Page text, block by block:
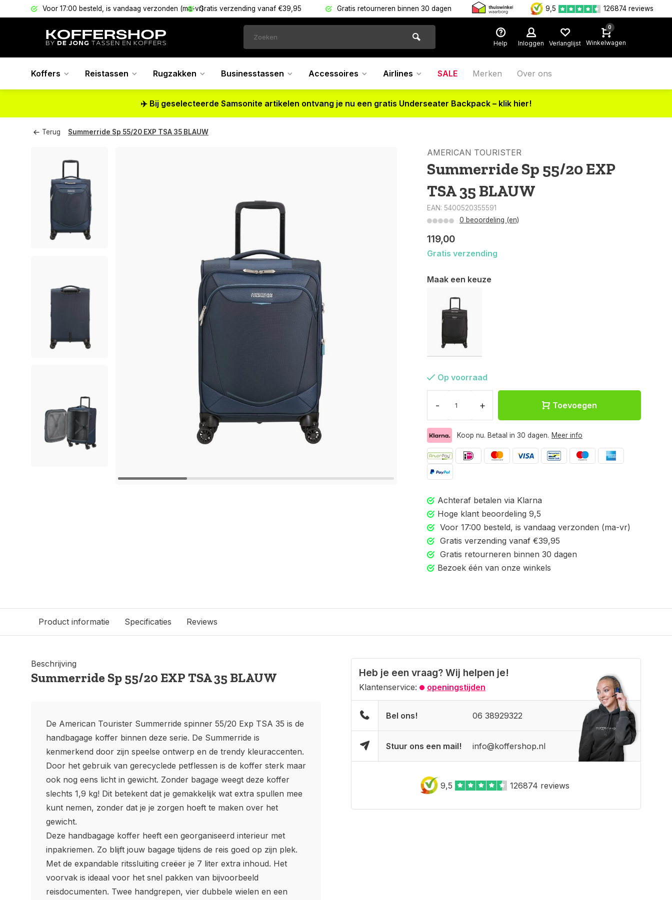
Voor 17:00 besteld, is vandaag verzonden (ma-vr)Gratis verzending vanaf €39,95 Gratis retourneren binnen 30 dagen 9,5 126874 reviews
Help Inloggen Verlanglijst
0
Winkelwagen
Koffers Reistassen Rugzakken Businesstassen Accessoires Airlines SALE Merken Over ons
✈️ Bij geselecteerde Samsonite artikelen ontvang je nu een gratis Underseater Backpack – klik hier!
Terug Summerride Sp 55/20 EXP TSA 35 BLAUW
AMERICAN TOURISTER
Summerride Sp 55/20 EXP
TSA 35 BLAUW
EAN: 5400520355591
0 beoordeling (en)
119,00
Gratis verzending
Maak een keuze
Op voorraad
- + Toevoegen
Koop nu. Betaal in 30 dagen. Meer info
Achteraf betalen via Klarna
Hoge klant beoordeling 9,5
Voor 17:00 besteld, is vandaag verzonden (ma-vr)
Gratis verzending vanaf €39,95
Gratis retourneren binnen 30 dagen
Bezoek één van onze winkels
Product informatie Specificaties Reviews
Beschrijving
Summerride Sp 55/20 EXP TSA 35 BLAUW
De American Tourister Summerride spinner 55/20 Exp TSA 35 is de
handbagage koffer binnen deze serie. De Summerride is
kenmerkend door zijn speelse ontwerp en de trendy kleuraccenten.
Door het gebruik van gerecyclede petflessen is de koffer sterk maar
ook nog eens licht in gewicht. Zonder bagage weegt deze koffer
slechts 1,9 kg! Dit betekent dat je gemakkelijk wat extra spullen mee
kunt nemen, zonder dat je je zorgen hoeft te maken over het
gewicht.
Deze handbagage koffer heeft een georganiseerd interieur met
inpakriemen. Zo blijft jouw bagage tijdens de reis goed op zijn plek.
Met de expandable ritssluiting creëer je 7 liter extra inhoud. Het
voorvak is ideaal voor het snel pakken van bijvoorbeeld
reisdocumenten. Twee handgrepen, vier dubbele wielen en een
Heb je een vraag? Wij helpen je!
Klantenservice: openingstijden
Bel ons! 06 38929322
Stuur ons een mail! info@koffershop.nl
9,5 126874 reviews